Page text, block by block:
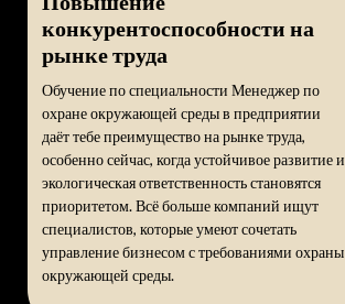
конкурентоспособности на
рынке труда
Обучение по специальности Менеджер по
охране окружающей среды в предприятии
даёт тебе преимущество на рынке труда,
особенно сейчас, когда устойчивое развитие и
экологическая ответственность становятся
приоритетом. Всё больше компаний ищут
специалистов, которые умеют сочетать
управление бизнесом с требованиями охраны
окружающей среды.